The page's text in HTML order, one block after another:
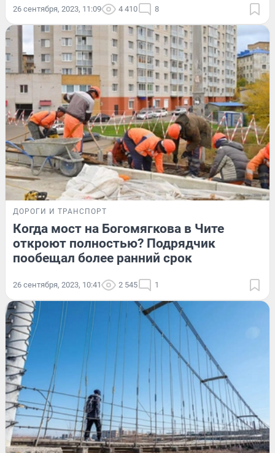
26 сентября, 2023, 11:09 4 410 8
ДОРОГИ И ТРАНСПОРТ
Когда мост на Богомягкова в Чите
откроют полностью? Подрядчик
пообещал более ранний срок
26 сентября, 2023, 10:41 2 545 1